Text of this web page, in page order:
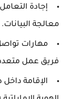
إجادة
معالجة البيانات.
مهارات
فريق عمل
الإقامة داخل